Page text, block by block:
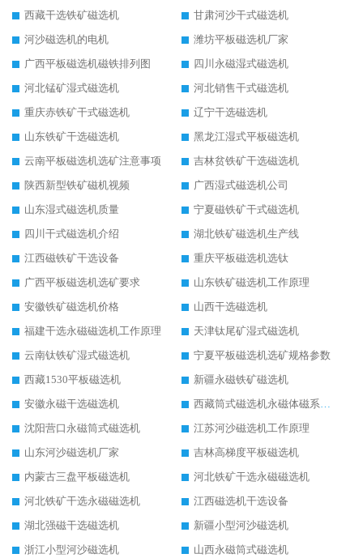
西藏干选铁矿磁选机
甘肃河沙干式磁选机
河沙磁选机的电机
潍坊平板磁选机厂家
广西平板磁选机磁铁排列图
四川永磁湿式磁选机
河北锰矿湿式磁选机
河北销售干式磁选机
重庆赤铁矿干式磁选机
辽宁干选磁选机
山东铁矿干选磁选机
黑龙江湿式平板磁选机
云南平板磁选机选矿注意事项
吉林贫铁矿干选磁选机
陕西新型铁矿磁机视频
广西湿式磁选机公司
山东湿式磁选机质量
宁夏磁铁矿干式磁选机
四川干式磁选机介绍
湖北铁矿磁选机生产线
江西磁铁矿干选设备
重庆平板磁选机选钛
广西平板磁选机选矿要求
山东铁矿磁选机工作原理
安徽铁矿磁选机价格
山西干选磁选机
福建干选永磁磁选机工作原理
天津钛尾矿湿式磁选机
云南钛铁矿湿式磁选机
宁夏平板磁选机选矿规格参数
西藏1530平板磁选机
新疆永磁铁矿磁选机
安徽永磁干选磁选机
西藏筒式磁选机永磁体磁系设计
沈阳营口永磁筒式磁选机
江苏河沙磁选机工作原理
山东河沙磁选机厂家
吉林高梯度平板磁选机
内蒙古三盘平板磁选机
河北铁矿干选永磁磁选机
河北铁矿干选永磁磁选机
江西磁选机干选设备
湖北强磁干选磁选机
新疆小型河沙磁选机
浙江小型河沙磁选机
山西永磁筒式磁选机